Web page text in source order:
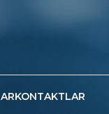
KONTAKTLAR